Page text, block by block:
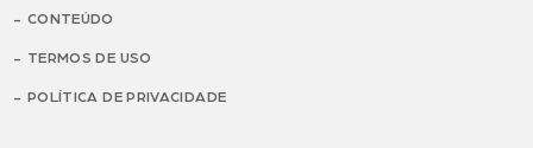
CONTEÚDO
TERMOS DE USO
POLÍTICA DE PRIVACIDADE